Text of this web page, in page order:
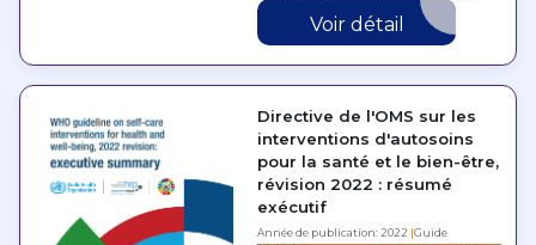
Voir détail
Directive de l'OMS sur les
interventions d'autosoins
pour la santé et le bien-être,
révision 2022 : résumé
exécutif
Année de publication: 2022 Guide